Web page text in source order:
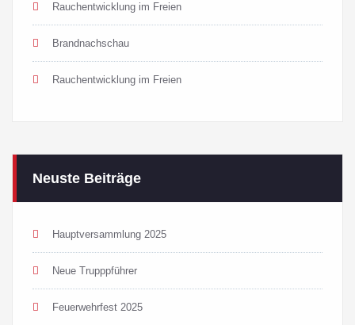
Rauchentwicklung im Freien
Brandnachschau
Rauchentwicklung im Freien
Neuste Beiträge
Hauptversammlung 2025
Neue Trupppführer
Feuerwehrfest 2025